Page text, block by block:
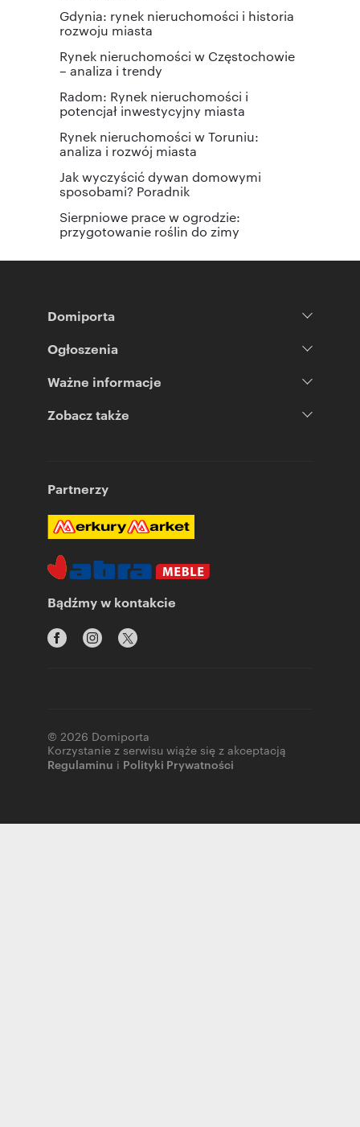
Gdynia: rynek nieruchomości i historia
rozwoju miasta
Rynek nieruchomości w Częstochowie
– analiza i trendy
Radom: Rynek nieruchomości i
potencjał inwestycyjny miasta
Rynek nieruchomości w Toruniu:
analiza i rozwój miasta
Jak wyczyścić dywan domowymi
sposobami? Poradnik
Sierpniowe prace w ogrodzie:
przygotowanie roślin do zimy
Domiporta
Ogłoszenia
Ważne informacje
Zobacz także
Partnerzy
Bądźmy w kontakcie
© 2026 Domiporta
Korzystanie z serwisu wiąże się z akceptacją
Regulaminu i Polityki Prywatności